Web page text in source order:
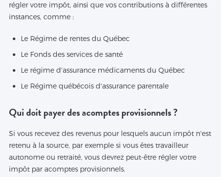
régler votre impôt, ainsi que vos contributions à différentes
instances, comme :
Le Régime de rentes du Québec
Le Fonds des services de santé
Le régime d'assurance médicaments du Québec
Le Régime québécois d'assurance parentale
Qui doit payer des acomptes provisionnels ?
Si vous recevez des revenus pour lesquels aucun impôt n'est
retenu à la source, par exemple si vous êtes travailleur
autonome ou retraité, vous devrez peut-être régler votre
impôt par acomptes provisionnels.